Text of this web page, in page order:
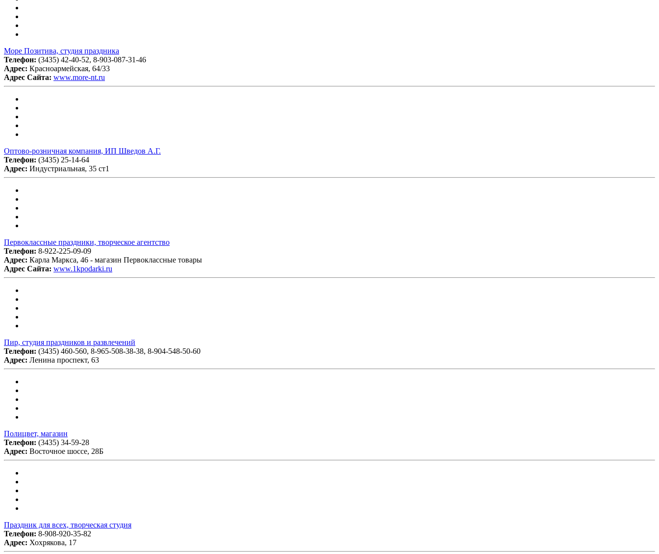
Море Позитива, студия праздника
Телефон: (3435) 42-40-52, 8-903-087-31-46
Адрес: Красноармейская, 64/33
Адрес Сайта: www.more-nt.ru
Оптово-розничная компания, ИП Шведов А.Г.
Телефон: (3435) 25-14-64
Адрес: Индустриальная, 35 ст1
Первоклассные праздники, творческое агентство
Телефон: 8-922-225-09-09
Адрес: Карла Маркса, 46 - магазин Первоклассные товары
Адрес Сайта: www.1kpodarki.ru
Пир, студия праздников и развлечений
Телефон: (3435) 460-560, 8-965-508-38-38, 8-904-548-50-60
Адрес: Ленина проспект, 63
Полицвет, магазин
Телефон: (3435) 34-59-28
Адрес: Восточное шоссе, 28Б
Праздник для всех, творческая студия
Телефон: 8-908-920-35-82
Адрес: Хохрякова, 17